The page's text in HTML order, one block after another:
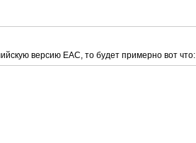
версию EAC, то будет примерно вот что: